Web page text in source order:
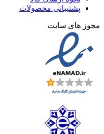
پشتیبانی محصولات
مجوز های سایت